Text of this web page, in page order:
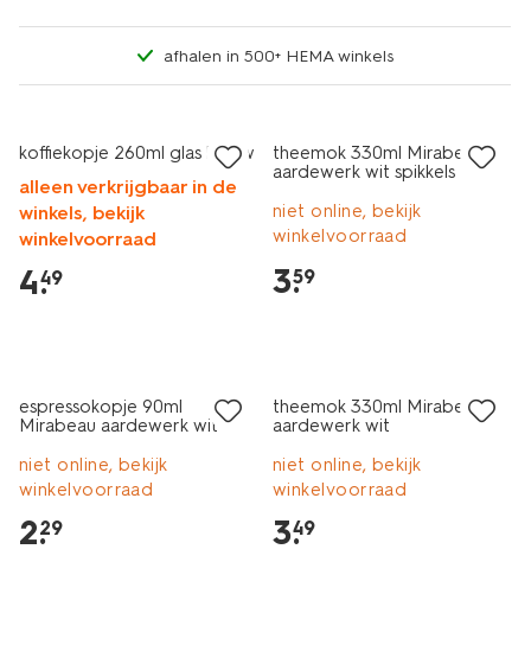
afhalen in 500+ HEMA winkels
koffiekopje 260ml glas blauw
alleen verkrijgbaar in de
winkels, bekijk
winkelvoorraad
4.
49
theemok 330ml Mirabeau
aardewerk wit spikkels
niet online, bekijk
winkelvoorraad
3.
59
espressokopje 90ml
Mirabeau aardewerk wit
niet online, bekijk
winkelvoorraad
2.
29
theemok 330ml Mirabeau
aardewerk wit
niet online, bekijk
winkelvoorraad
3.
49